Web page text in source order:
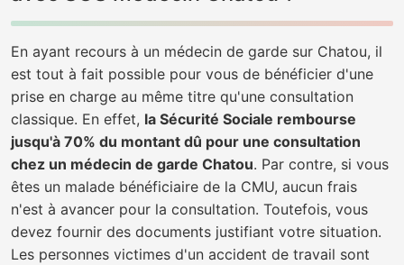
En ayant recours à un médecin de garde sur Chatou, il
est tout à fait possible pour vous de bénéficier d'une
prise en charge au même titre qu'une consultation
classique. En effet, la Sécurité Sociale rembourse
jusqu'à 70% du montant dû pour une consultation
chez un médecin de garde Chatou. Par contre, si vous
êtes un malade bénéficiaire de la CMU, aucun frais
n'est à avancer pour la consultation. Toutefois, vous
devez fournir des documents justifiant votre situation.
Les personnes victimes d'un accident de travail sont